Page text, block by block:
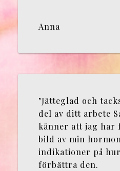
Anna
"Jätteglad och
del av ditt arbete
känner att jag har
bild av min
indikationer på
förbättra den.